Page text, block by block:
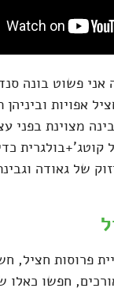
פשוט בונה
אפויות וביניהן
מצוינת בפני
של גאודה
פרוסות חציל,
חפשו כאלו